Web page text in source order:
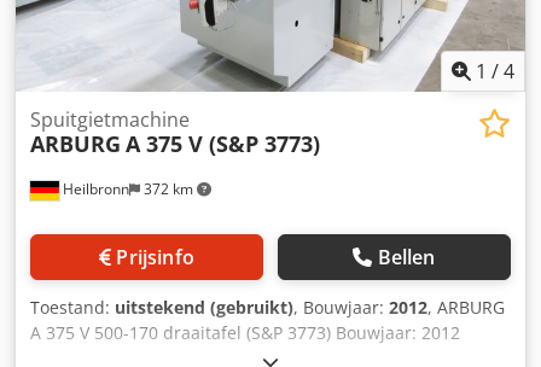
1 /4
Heilbronn 372 km
Spuitgietmachine
ARBURG A 375 V (S&P 3773)
Prijsinfo Bellen
Toestand: uitstekend (gebruikt), Bouwjaar: 2012, ARBURG
A 375 V 500-170 draaitafel (S&P 3773) Bouwjaar: 2012
Bedrijfsuren: 36.900 uur Schroef: 25 HVF mm Spuitdruk: